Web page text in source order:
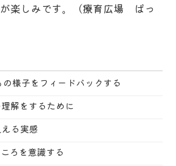
楽しみです。（療育広場 ぱっ
の様子をフィードバックする
解をするために
える実感
ろを意識する